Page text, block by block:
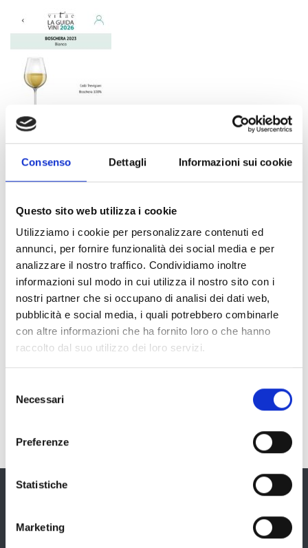
Consenso Dettagli Informazioni sui cookie
Questo sito web utilizza i cookie
Utilizziamo i cookie per personalizzare contenuti ed
annunci, per fornire funzionalità dei social media e per
analizzare il nostro traffico. Condividiamo inoltre
informazioni sul modo in cui utilizza il nostro sito con i
nostri partner che si occupano di analisi dei dati web,
pubblicità e social media, i quali potrebbero combinarle
con altre informazioni che ha fornito loro o che hanno
raccolto dal suo utilizzo dei loro servizi.
delNecessari
Preferenze
Statistiche
Marketing